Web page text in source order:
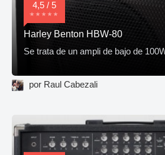
4,5 / 5
Harley Benton HBW-80
Se trata de un ampli de bajo de
por Raul Cabezali